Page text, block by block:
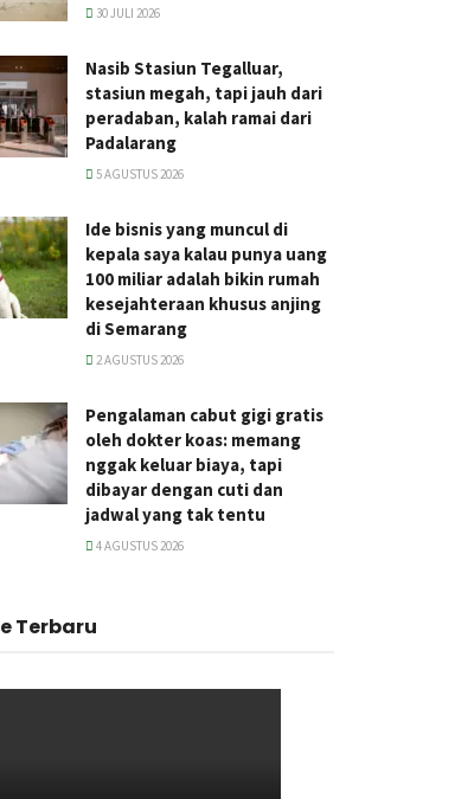
30 JULI 2026
Nasib Stasiun Tegalluar,
stasiun megah, tapi jauh dari
peradaban, kalah ramai dari
Padalarang
5 AGUSTUS 2026
Ide bisnis yang muncul di
kepala saya kalau punya uang
100 miliar adalah bikin rumah
kesejahteraan khusus anjing
di Semarang
2 AGUSTUS 2026
Pengalaman cabut gigi gratis
oleh dokter koas: memang
nggak keluar biaya, tapi
dibayar dengan cuti dan
jadwal yang tak tentu
4 AGUSTUS 2026
Terbaru